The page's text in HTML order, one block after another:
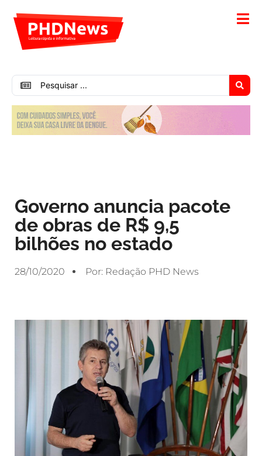
Governo anuncia pacote
de obras de R$ 9,5
bilhões no estado
28/10/2020 Por: Redação PHD News